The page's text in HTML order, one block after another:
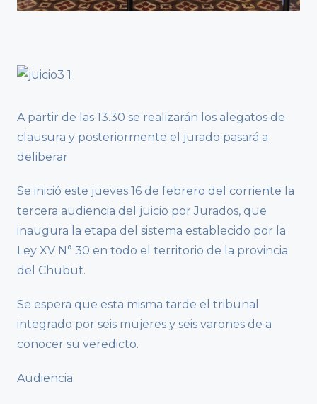
A partir de las 13.30 se realizarán los alegatos de
clausura y posteriormente el jurado pasará a
deliberar
Se inició este jueves 16 de febrero del corriente la
tercera audiencia del juicio por Jurados, que
inaugura la etapa del sistema establecido por la
Ley XV N° 30 en todo el territorio de la provincia
del Chubut.
Se espera que esta misma tarde el tribunal
integrado por seis mujeres y seis varones de a
conocer su veredicto.
Audiencia